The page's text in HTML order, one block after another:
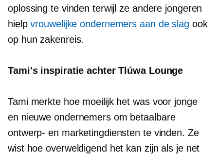
oplossing te vinden terwijl ze andere jongeren
hielpvrouwelijke ondernemers aan de slag ook
op hun zakenreis.
Tami's inspiratie achter Tlúwa Lounge
Tami merkte hoe moeilijk het was voor jonge
en nieuwe ondernemers om betaalbare
ontwerp- en marketingdiensten te vinden. Ze
wist hoe overweldigend het kan zijn als je net